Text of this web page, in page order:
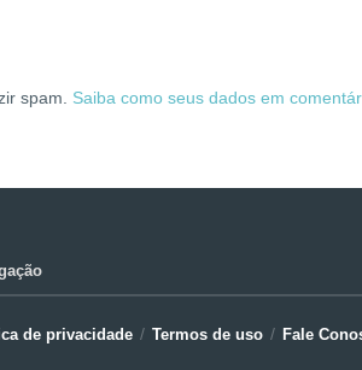
spam. Saiba como seus dados em
de privacidade Termos de uso Fale